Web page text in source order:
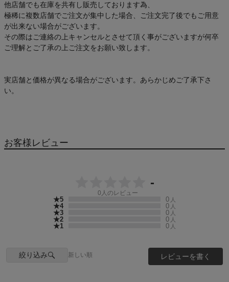
他店舗でも在庫を共有し販売しております為、
極稀に複数店舗でご注文が集中した場合、ご注文完了後でもご用意
が出来ない場合がございます。
その際はご連絡の上キャンセルとさせて頂く事がございますが何卒
ご理解とご了承の上ご注文をお願い致します。
実店舗と価格が異なる場合がございます。あらかじめご了承下さ
い。
お客様レビュー
-
0 人のレビュー
★5 0 人
★4 0 人
★3 0 人
★2 0 人
★1 0 人
絞り込み 新しい順 レビューを書く